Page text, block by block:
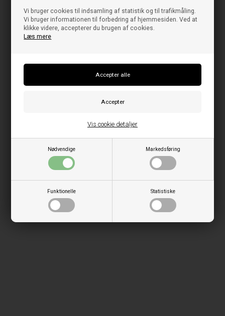
Vi bruger cookies til indsamling af statistik og til trafikmåling.
Vi bruger informationen til forbedring af hjemmesiden. Ved at
klikke videre, accepterer du brugen af cookies.
Læs mere
Nødvendige Markedsføring
Funktionelle Statistiske
Vis cookie detaljer